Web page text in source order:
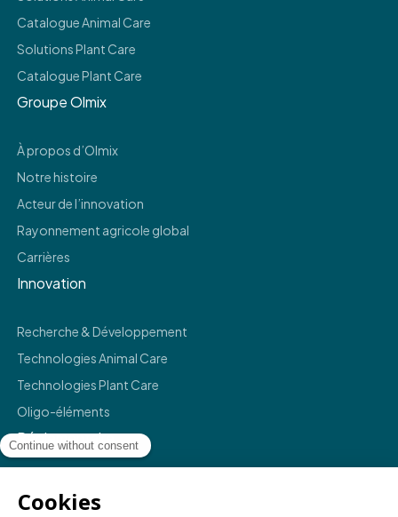
Catalogue Animal Care
Solutions Plant Care
Catalogue Plant Care
Groupe Olmix
À propos d’Olmix
Notre histoire
Acteur de l’innovation
Rayonnement agricole global
Carrières
Innovation
Recherche & Développement
Technologies Animal Care
Technologies Plant Care
Oligo-éléments
Réglementaire
Politique de confidentialité